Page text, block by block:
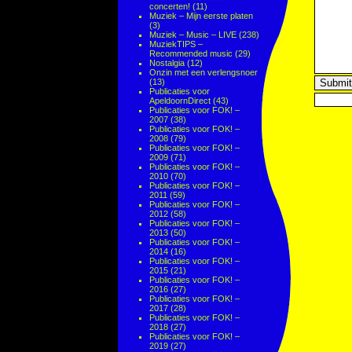
concerten! (11)
Muziek – Mijn eerste platen
(3)
Muziek – Music – LIVE (238)
MuziekTIPS –
Recommended music (29)
Nostalgia (12)
Onzin met een verlengsnoer
(13)
Publicaties voor
ApeldoornDirect (43)
Publicaties voor FOK! –
2007 (38)
Publicaties voor FOK! –
2008 (79)
Publicaties voor FOK! –
2009 (71)
Publicaties voor FOK! –
2010 (70)
Publicaties voor FOK! –
2011 (59)
Publicaties voor FOK! –
2012 (58)
Publicaties voor FOK! –
2013 (50)
Publicaties voor FOK! –
2014 (16)
Publicaties voor FOK! –
2015 (21)
Publicaties voor FOK! –
2016 (27)
Publicaties voor FOK! –
2017 (28)
Publicaties voor FOK! –
2018 (27)
Publicaties voor FOK! –
2019 (27)